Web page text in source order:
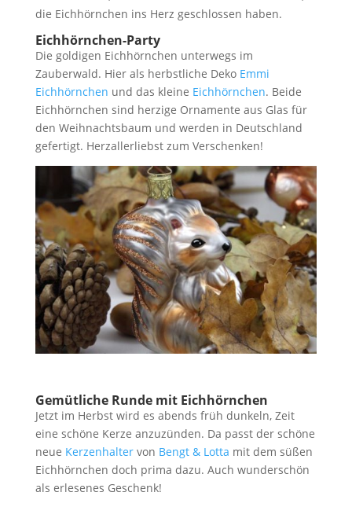
die Eichhörnchen ins Herz geschlossen haben.
Eichhörnchen-Party
Die goldigen Eichhörnchen unterwegs im
Zauberwald. Hier als herbstliche Deko Emmi
Eichhörnchen und das kleine Eichhörnchen. Beide
Eichhörnchen sind herzige Ornamente aus Glas für
den Weihnachtsbaum und werden in Deutschland
gefertigt. Herzallerliebst zum Verschenken!
Gemütliche Runde mit Eichhörnchen
Jetzt im Herbst wird es abends früh dunkeln, Zeit
eine schöne Kerze anzuzünden. Da passt der schöne
neue Kerzenhalter von Bengt & Lotta mit dem süßen
Eichhörnchen doch prima dazu. Auch wunderschön
als erlesenes Geschenk!